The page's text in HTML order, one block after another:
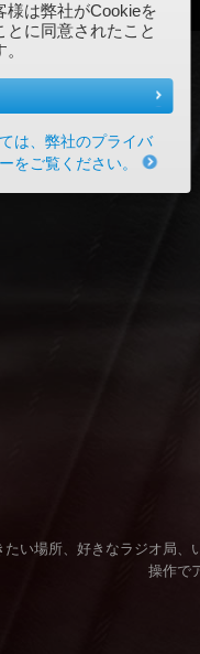
たい場所、好きなラジオ局、
操作で
様は弊社がCookieを
とに同意されたこと
は、弊社のプライバ
をご覧ください。